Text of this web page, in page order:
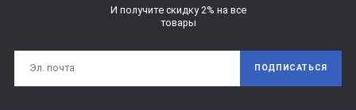
И получите скидку 2% на все
товары
ПОДПИСАТЬСЯ